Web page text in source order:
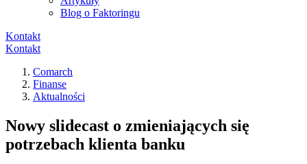
Blog o Faktoringu
Kontakt
Kontakt
Comarch
Finanse
Aktualności
Nowy slidecast o zmieniających się
potrzebach klienta banku